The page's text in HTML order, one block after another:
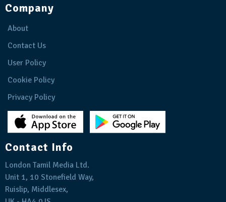
Company
About
Contact Us
User Policy
Cookie Policy
Privacy Policy
Contact Info
London Tamil Media Ltd.
Unit 1, 10 Stonefield Way,
Ruislip, Middlesex,